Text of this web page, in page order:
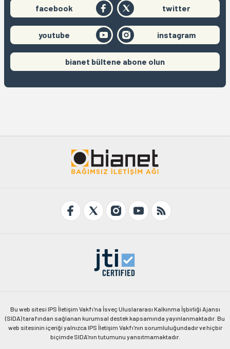
facebook twitter
youtube instagram
bianet bültene abone olun
Bu web sitesi IPS İletişim Vakfı'na İsveç Uluslararası Kalkınma İşbirliği Ajansı
(SIDA) tarafından sağlanan kurumsal destek kapsamında yayınlanmaktadır. Bu
web sitesinin içeriği yalnızca IPS İletişim Vakfı'nın sorumluluğundadır ve hiçbir
biçimde SIDA'nın tutumunu yansıtmamaktadır.